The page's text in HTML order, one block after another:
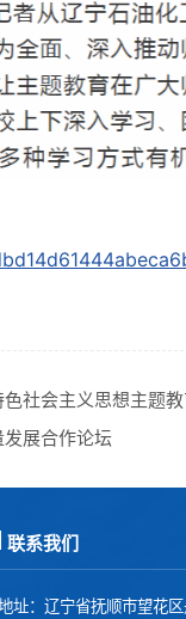
色社会主义思想主题
展合作论坛
联系我们
址：辽宁省抚顺市望花